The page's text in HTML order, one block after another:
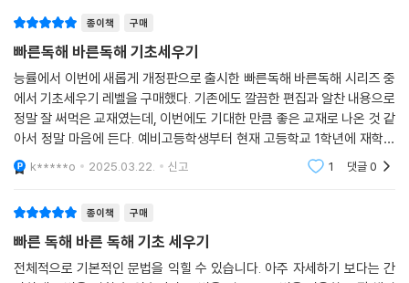
종이책 구매
빠른독해 바른독해 기초세우기
능률에서 이번에 새롭게 개정판으로 출시한 빠른독해 바른독해 시리즈 중
에서 기초세우기 레벨을 구매했다. 기존에도 깔끔한 편집과 알찬 내용으로
정말 잘 써먹은 교재였는데, 이번에도 기대한 만큼 좋은 교재로 나온 것 같
아서 정말 마음에 든다. 예비고등학생부터 현재 고등학교 1학년에 재학생
들에게 매우 좋은 교재가 될 것으로 보인다.
k*****o 2025.03.22. 신고 1 댓글0
종이책 구매
빠른 독해 바른 독해 기초 세우기
전체적으로 기본적인 문법을 익힐 수 있습니다. 아주 자세하기 보다는 간